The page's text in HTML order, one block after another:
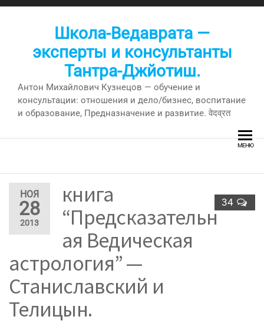
Перейти
Школа-Ведаврата —
эксперты и консультанты
Тантра-Джйотиш.
Антон Михайлович Кузнецов — обучение и
консультации: отношения и дело/бизнес, воспитание
и образование, Предназначение и развитие. वेदव्रत
МЕНЮ
НОЯ
28
2013
34
книга
“Предсказательн
ая Ведическая
астрология” —
Станиславский и
Телицын.